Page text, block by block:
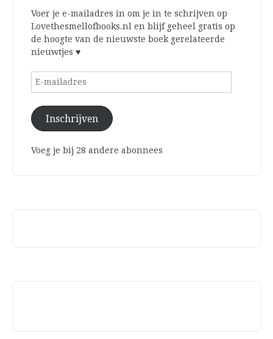
Voer je e-mailadres in om je in te schrijven op
Lovethesmellofbooks.nl en blijf geheel gratis op
de hoogte van de nieuwste boek gerelateerde
nieuwtjes ♥
E-
mailadres
Inschrijven
Voeg je bij 28 andere abonnees